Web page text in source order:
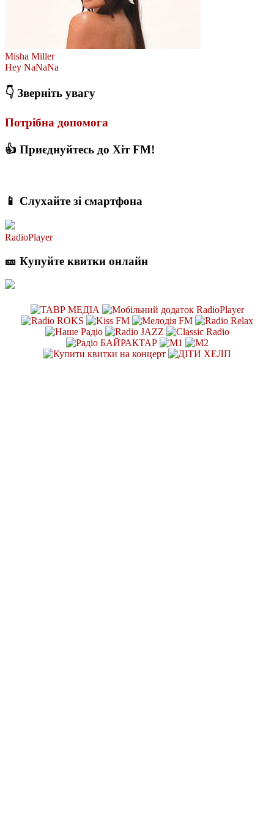
Misha Miller
Hey NaNaNa
👇 Зверніть увагу
Потрібна допомога
👍 Приєднуйтесь до Хіт FM!
📱 Слухайте зі смартфона
RadioPlayer
🎫 Купуйте квитки онлайн